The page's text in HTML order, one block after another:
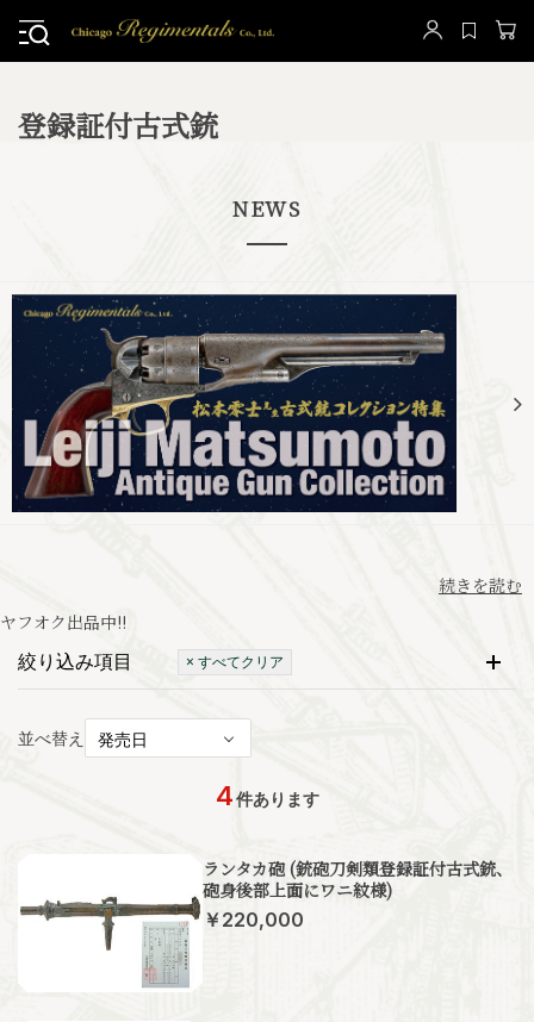
登録証付古式銃
NEWS
続きを読む
ヤフオク出品中!!
絞り込み項目 × すべてクリア
並べ替え
4件あります
ランタカ砲 (銃砲刀剣類登録証付古式銃、
砲身後部上面にワニ紋様)
￥220,000